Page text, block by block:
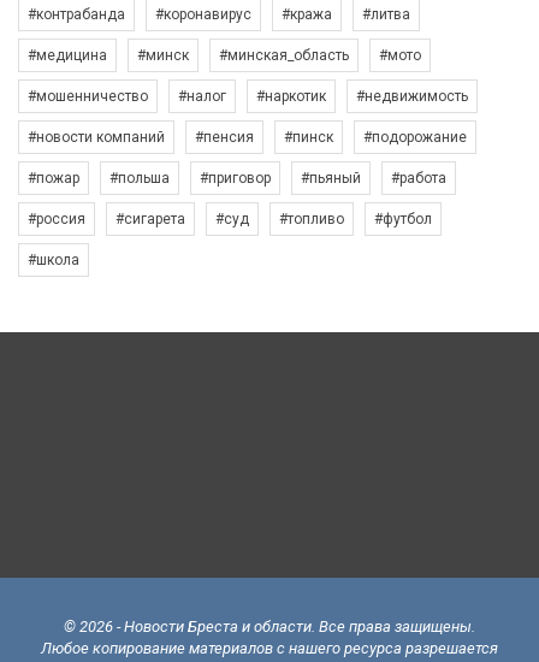
#контрабанда #коронавирус #кража #литва
#медицина #минск #минская_область #мото
#мошенничество #налог #наркотик #недвижимость
#новости компаний #пенсия #пинск #подорожание
#пожар #польша #приговор #пьяный #работа
#россия #сигарета #суд #топливо #футбол
#школа
© 2026 - Новости Бреста и области. Все права защищены.
Любое копирование материалов с нашего ресурса разрешается